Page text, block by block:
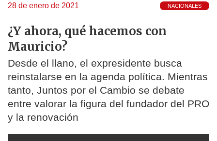
28 de enero de 2021 NACIONALES
¿Y ahora, qué hacemos con
Mauricio?
Desde el llano, el expresidente busca
reinstalarse en la agenda política. Mientras
tanto, Juntos por el Cambio se debate
entre valorar la figura del fundador del PRO
y la renovación